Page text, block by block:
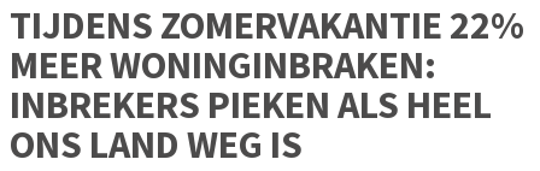
TIJDENS ZOMERVAKANTIE 22%
MEER WONINGINBRAKEN:
INBREKERS PIEKEN ALS HEEL
ONS LAND WEG IS